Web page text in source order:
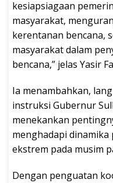
kesiapsiagaan
masyarakat,
kerentanan bencana,
masyarakat dalam
bencana,” jelas Yasir
Ia menambahkan,
instruksi Gubernur
menekankan
menghadapi dinamika
ekstrem pada musim
Dengan penguatan